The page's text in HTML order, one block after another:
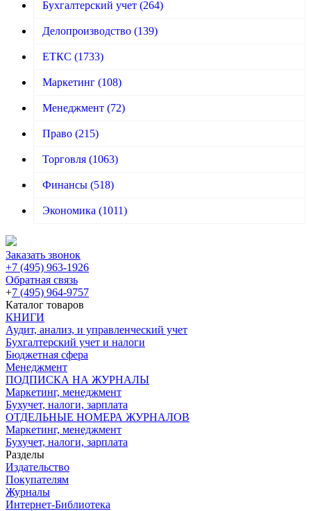
Бухгалтерский учет (264)
Делопроизводство (139)
ЕТКС (1733)
Маркетинг (108)
Менеджмент (72)
Право (215)
Торговля (1063)
Финансы (518)
Экономика (1011)
Заказать звонок
+7 (495) 963-1926
Обратная связь
+7 (495) 964-9757
Каталог товаров
КНИГИ
Аудит, анализ, и управленческий учет
Бухгалтерский учет и налоги
Бюджетная сфера
Менеджмент
ПОДПИСКА НА ЖУРНАЛЫ
Маркетинг, менеджмент
Бухучет, налоги, зарплата
ОТДЕЛЬНЫЕ НОМЕРА ЖУРНАЛОВ
Маркетинг, менеджмент
Бухучет, налоги, зарплата
Разделы
Издательство
Покупателям
Журналы
Интернет-Библиотека